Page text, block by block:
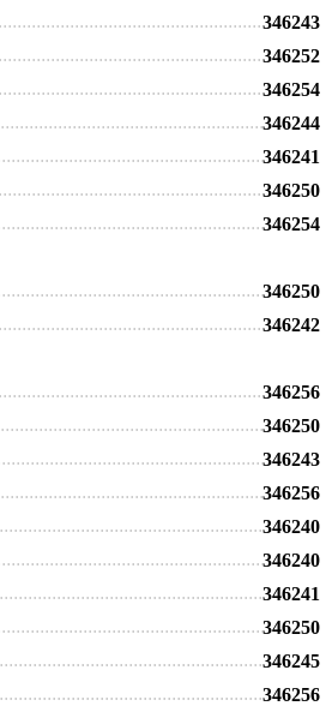
346243
346252
346254
346244
346241
346250
346254
346250
346242
346256
346250
346243
346256
346240
346240
346241
346250
346245
346256